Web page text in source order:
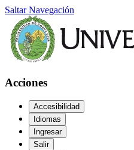
Saltar Navegación
Acciones
Accesibilidad
Idiomas
Ingresar
Salir